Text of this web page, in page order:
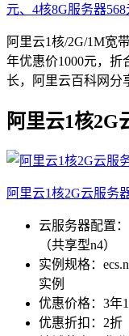
元、4核8G服务器
阿里云1核/2G/1M宽
年优惠价1000元，折
长，阿里云百科网分
阿里云1核2G
阿里云1核2G云服务
云服务器配置
（共享型n4）
实例规格：
实例
优惠价格：3年
优惠折扣：2折